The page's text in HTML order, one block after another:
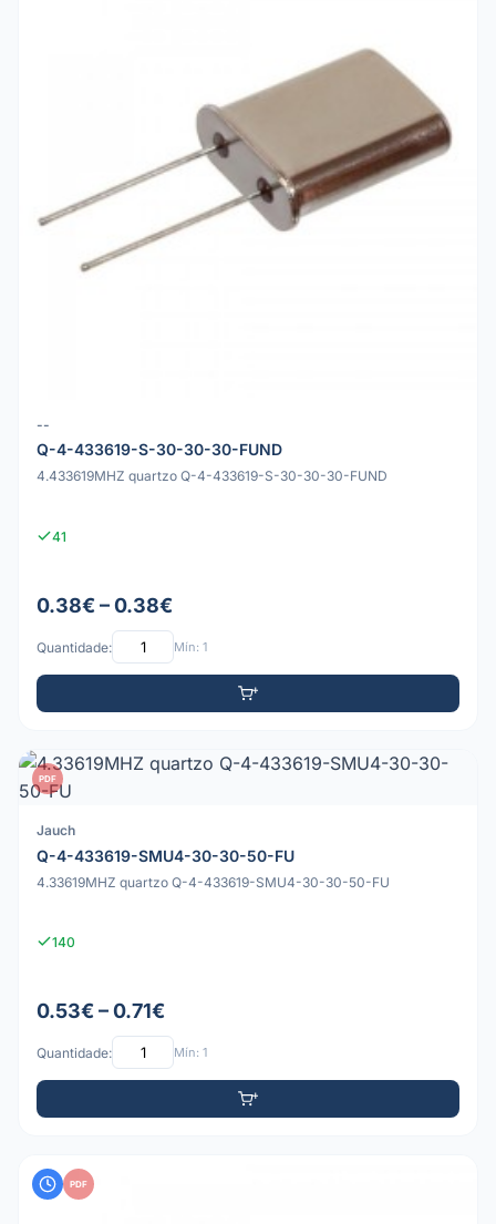
--
Q-4-433619-S-30-30-30-FUND
4.433619MHZ quartzo Q-4-433619-S-30-30-30-FUND
41
0.38€ – 0.38€
Quantidade: Mín: 1
PDF
Jauch
Q-4-433619-SMU4-30-30-50-FU
4.33619MHZ quartzo Q-4-433619-SMU4-30-30-50-FU
140
0.53€ – 0.71€
Quantidade: Mín: 1
PDF